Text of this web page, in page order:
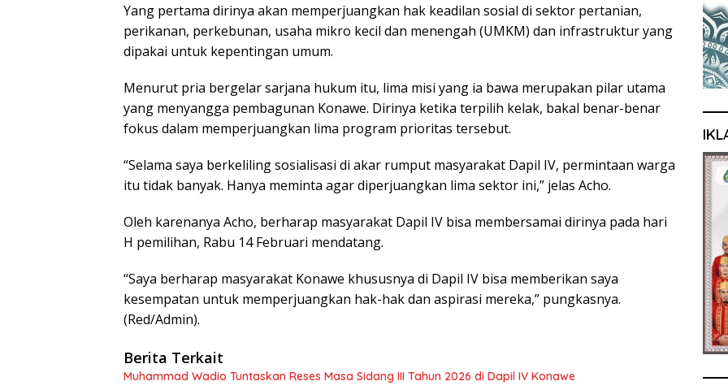
Yang pertama dirinya akan memperjuangkan hak keadilan sosial di sektor pertanian,
perikanan, perkebunan, usaha mikro kecil dan menengah (UMKM) dan infrastruktur yang
dipakai untuk kepentingan umum.
Menurut pria bergelar sarjana hukum itu, lima misi yang ia bawa merupakan pilar utama
yang menyangga pembagunan Konawe. Dirinya ketika terpilih kelak, bakal benar-benar
fokus dalam memperjuangkan lima program prioritas tersebut.
“Selama saya berkeliling sosialisasi di akar rumput masyarakat Dapil IV, permintaan warga
itu tidak banyak. Hanya meminta agar diperjuangkan lima sektor ini,” jelas Acho.
Oleh karenanya Acho, berharap masyarakat Dapil IV bisa membersamai dirinya pada hari
H pemilihan, Rabu 14 Februari mendatang.
“Saya berharap masyarakat Konawe khususnya di Dapil IV bisa memberikan saya
kesempatan untuk memperjuangkan hak-hak dan aspirasi mereka,” pungkasnya.
(Red/Admin).
Berita Terkait
Muhammad Wadio Tuntaskan Reses Masa Sidang III Tahun 2026 di Dapil IV Konawe